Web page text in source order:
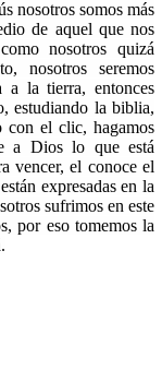
nosotros somos más
de aquel que nos
nosotros quizá
nosotros seremos
a la tierra, entonces
estudiando la biblia,
con el clic, hagamos
a Dios lo que está
vencer, el conoce el
expresadas en la
sufrimos en este
por eso tomemos la